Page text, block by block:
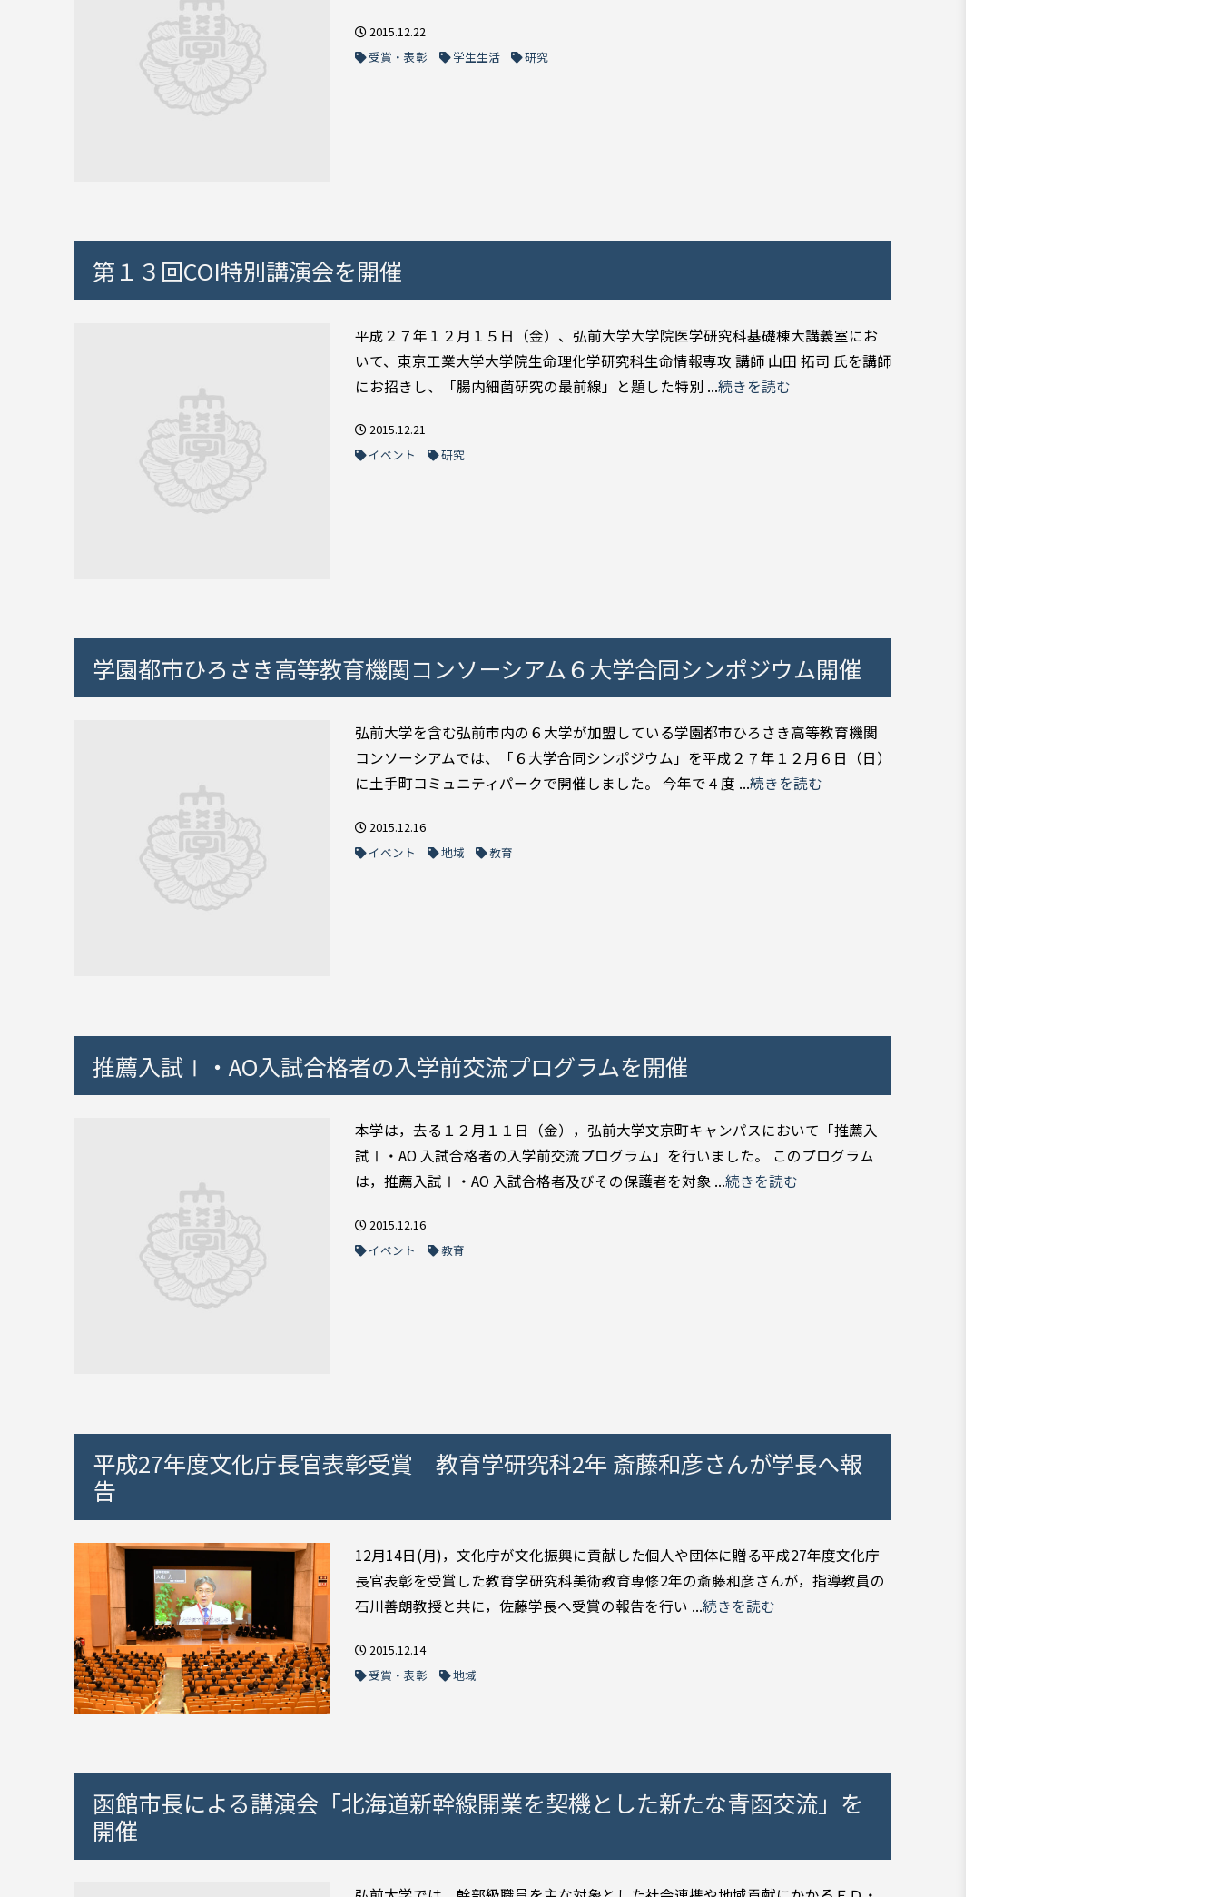
2015.12.22
受賞・表彰
学生生活 研究
第１３回COI特別講演会を開催
平成２７年１２月１５日（金）、弘前大学大学院医学研究科基礎棟大講義室にお
いて、東京工業大学大学院生命理化学研究科生命情報専攻 講師 山田 拓司 氏を講師
にお招きし、「腸内細菌研究の最前線」と題した特別 ...続きを読む
2015.12.21
イベント
研究
学園都市ひろさき高等教育機関コンソーシアム６大学合同シンポジウム開催
弘前大学を含む弘前市内の６大学が加盟している学園都市ひろさき高等教育機関
コンソーシアムでは、「６大学合同シンポジウム」を平成２７年１２月６日（日）
に土手町コミュニティパークで開催しました。 今年で４度 ...続きを読む
2015.12.16
イベント
地域 教育
推薦入試Ⅰ・AO入試合格者の入学前交流プログラムを開催
本学は，去る１２月１１日（金），弘前大学文京町キャンパスにおいて「推薦入
試Ⅰ・AO 入試合格者の入学前交流プログラム」を行いました。 このプログラム
は，推薦入試Ⅰ・AO 入試合格者及びその保護者を対象 ...続きを読む
2015.12.16
イベント
教育
平成27年度文化庁長官表彰受賞 教育学研究科2年 斎藤和彦さんが学長へ報
告
12月14日(月)，文化庁が文化振興に貢献した個人や団体に贈る平成27年度文化庁
長官表彰を受賞した教育学研究科美術教育専修2年の斎藤和彦さんが，指導教員の
石川善朗教授と共に，佐藤学長へ受賞の報告を行い ...続きを読む
2015.12.14
受賞・表彰
地域
函館市長による講演会「北海道新幹線開業を契機とした新たな青函交流」を
開催